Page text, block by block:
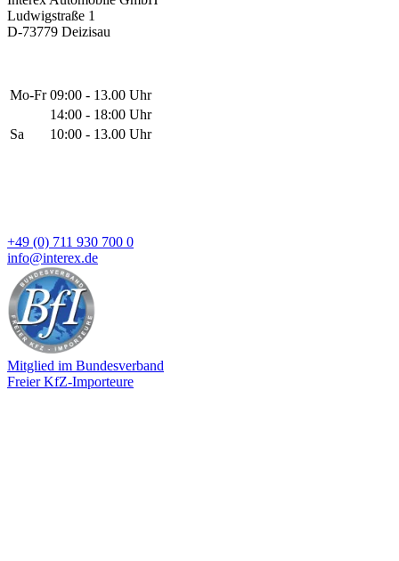
Ludwigstraße 1
D-73779 Deizisau
Mo-Fr 09:00 - 13.00 Uhr
14:00 - 18:00 Uhr
Sa
10:00 - 13.00 Uhr
+49 (0) 711 930 700 0
info@interex.de
Mitglied im Bundesverband
Freier KfZ-Importeure